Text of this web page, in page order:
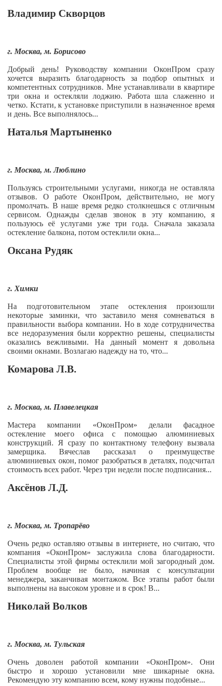
Владимир Скворцов
г. Москва, м. Борисово
Добрый день! Руководству компании ОконПром сразу
хочется выразить благодарность за подбор опытных и
компетентных сотрудников. Мне устанавливали в квартире
три окна и остекляли лоджию. Работа шла слаженно и
четко. Кстати, к установке приступили в назначенное время
и день. Все выполнялось...
Наталья Мартыненко
г. Москва, м. Люблино
Пользуясь строительными услугами, никогда не оставляла
отзывов. О работе ОконПром, действительно, не могу
промолчать. В наше время редко столкнешься с отличным
сервисом. Однажды сделав звонок в эту компанию, я
пользуюсь её услугами уже три года. Сначала заказала
остекление балкона, потом остеклили окна...
Оксана Рудяк
г. Химки
На подготовительном этапе остекления произошли
некоторые заминки, что заставило меня сомневаться в
правильности выбора компании. Но в ходе сотрудничества
все недоразумения были корректно решены, специалисты
оказались вежливыми. На данный момент я довольна
своими окнами. Возлагаю надежду на то, что...
Комарова Л.В.
г. Москва, м. Плавелецкая
Мастера компании «ОконПром» делали фасадное
остекление моего офиса с помощью алюминиевых
конструкций. Я сразу по контактному телефону вызвала
замерщика. Вячеслав рассказал о преимуществе
алюминиевых окон, помог разобраться в деталях, подсчитал
стоимость всех работ. Через три недели после подписания...
Аксёнов Л.Д.
г. Москва, м. Тропарёво
Очень редко оставляю отзывы в интернете, но считаю, что
компания «ОконПром» заслужила слова благодарности.
Специалисты этой фирмы остеклили мой загородный дом.
Проблем вообще не было, начиная с консультации
менеджера, заканчивая монтажом. Все этапы работ были
выполнены на высоком уровне и в срок! В...
Николай Волков
г. Москва, м. Тульская
Очень доволен работой компании «ОконПром». Они
быстро и хорошо установили мне шикарные окна.
Рекомендую эту компанию всем, кому нужны подобные...